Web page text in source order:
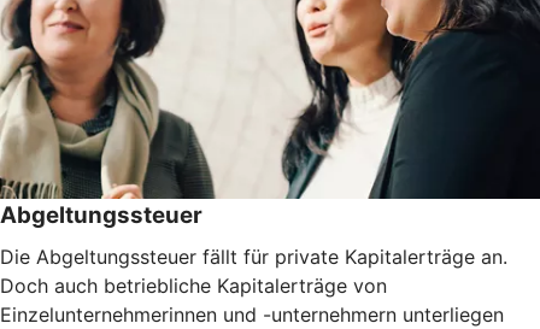
Abgeltungssteuer
Die Abgeltungssteuer fällt für private Kapitalerträge an.
Doch auch betriebliche Kapitalerträge von
Einzelunternehmerinnen und -unternehmern unterliegen